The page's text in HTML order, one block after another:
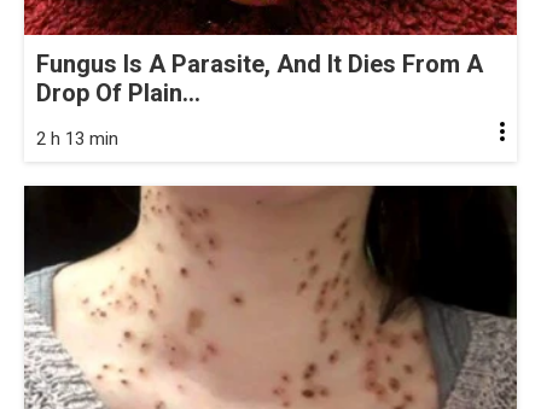
Fungus Is A Parasite, And It Dies From A
Drop Of Plain...
2 h 13 min